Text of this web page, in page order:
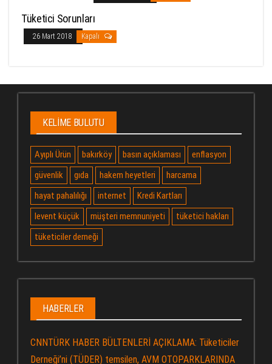
Tüketici Sorunları
26 Mart 2018 Kapalı
KELIME BULUTU
Ayıplı Ürün bakırköy basın açıklaması
enflasyon
güvenlik
gıda hakem heyetleri
harcama
hayat pahalılığı
internet
Kredi Kartları
levent küçük
müşteri memnuniyeti
tüketici hakları
tüketiciler derneği
HABERLER
CNNTÜRK HABER BÜLTENLERİ AÇIKLAMA: Tüketiciler
Derneği’ni (TÜDER) temsilen, AVM OTOPARKLARINDA